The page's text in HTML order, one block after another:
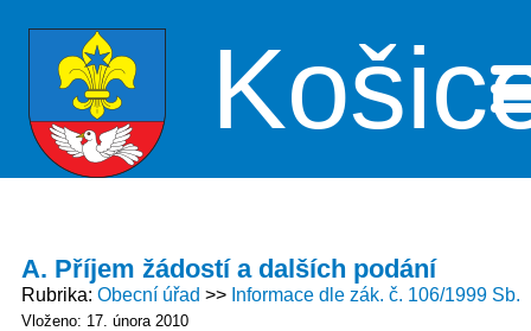
A. Příjem žádostí a dalších podání
Rubrika Obecní úřad Informace dle zák. č. 106/1999 Sb.
Vloženo: 17. února 2010